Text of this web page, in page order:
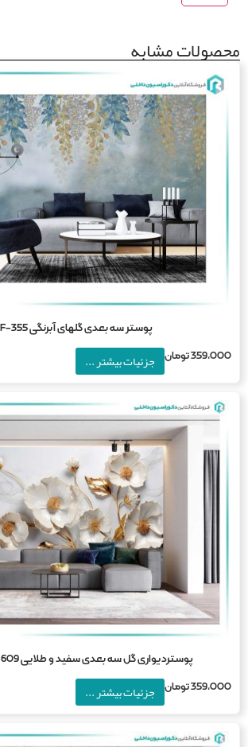
مشابه
پوستر سه بعدی گلهای آبرنگی 3DF-355
تومان جزئیات بیشتر ...
پوستردیواری گل سه بعدی سفید و طلایی Code-3DF-609
تومان جزئیات بیشتر ...